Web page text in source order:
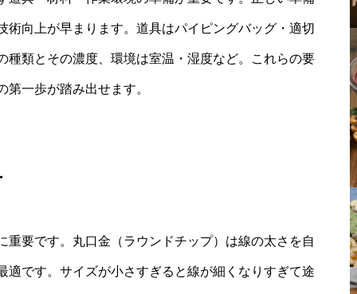
向上が早まります。道具はパイピングバッグ・適切
類とその濃度、環境は室温・湿度など。これらの要
一歩が踏み出せます。
要です。丸口金（ラウンドチップ）は線の太さを自
です。サイズが小さすぎると線が細くなりすぎて途